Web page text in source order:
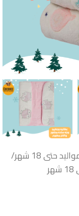
حتى 18 شهر
/